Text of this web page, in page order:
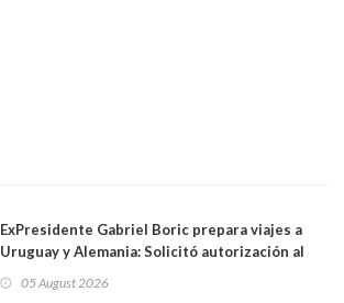
ExPresidente Gabriel Boric prepara viajes a
Uruguay y Alemania: Solicitó autorización al
05 August 2026